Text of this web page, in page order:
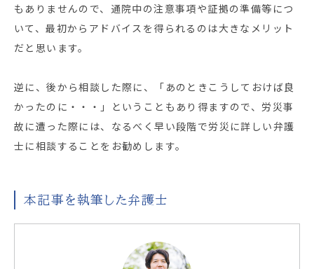
もありませんので、通院中の注意事項や証拠の準備等につ
いて、最初からアドバイスを得られるのは大きなメリット
だと思います。
逆に、後から相談した際に、「あのときこうしておけば良
かったのに・・・」ということもあり得ますので、労災事
故に遭った際には、なるべく早い段階で労災に詳しい弁護
士に相談することをお勧めします。
本記事を執筆した弁護士